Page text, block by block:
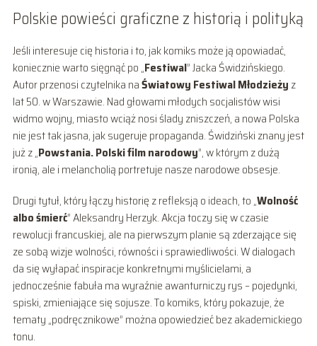
Polskie powieści graficzne z historią i polityką
Jeśli interesuje cię historia i to, jak komiks może ją opowiadać,
koniecznie warto sięgnąć po „Festiwal” Jacka Świdzińskiego.
Autor przenosi czytelnika naŚwiatowy Festiwal Młodzieży z
lat 50. w Warszawie. Nad głowami młodych socjalistów wisi
widmo wojny, miasto wciąż nosi ślady zniszczeń, a nowa Polska
nie jest tak jasna, jak sugeruje propaganda. Świdziński znany jest
już z „Powstania. Polski film narodowy”, w którym z dużą
ironią, ale i melancholią portretuje nasze narodowe obsesje.
Drugi tytuł, który łączy historię z refleksją o ideach, to „Wolność
albo śmierć” Aleksandry Herzyk. Akcja toczy się w czasie
rewolucji francuskiej, ale na pierwszym planie są zderzające się
ze sobą wizje wolności, równości i sprawiedliwości. W dialogach
da się wyłapać inspiracje konkretnymi myślicielami, a
jednocześnie fabuła ma wyraźnie awanturniczy rys – pojedynki,
spiski, zmieniające się sojusze. To komiks, który pokazuje, że
tematy „podręcznikowe” można opowiedzieć bez akademickiego
tonu.